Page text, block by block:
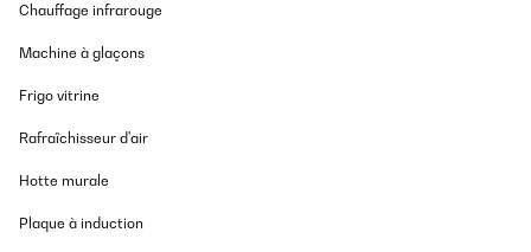
Chauffage infrarouge
Machine à glaçons
Frigo vitrine
Rafraîchisseur d'air
Hotte murale
Plaque à induction